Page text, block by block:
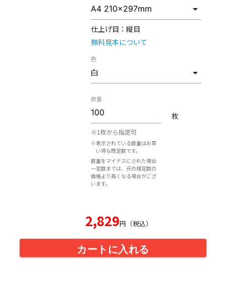
仕上げ目： 縦目
無料見本について
色
数量
※1枚から指定可
※表示されている数量はお買
い得な既定数です。
数量をマイナスにされた場合
一定数までは、元の規定数の
価格より高くなる場合がござ
います。
枚
2,829円（税込）
カートに入れる